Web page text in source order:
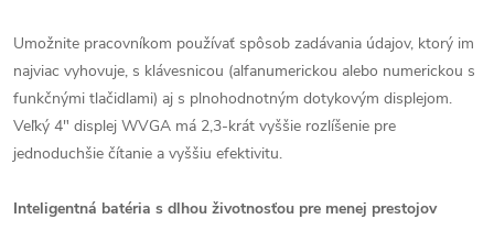
Umožnite pracovníkom používať spôsob zadávania údajov, ktorý im
najviac vyhovuje, s klávesnicou (alfanumerickou alebo numerickou s
funkčnými tlačidlami) aj s plnohodnotným dotykovým displejom.
Veľký 4" displej WVGA má 2,3-krát vyššie rozlíšenie pre
jednoduchšie čítanie a vyššiu efektivitu.
Inteligentná batéria s dlhou životnosťou pre menej prestojov